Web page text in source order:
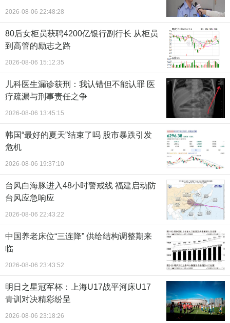
2026-08-06 22:48:28
80后女柜员获聘4200亿银行副行长 从柜员
到高管的励志之路
2026-08-06 15:12:35
儿科医生漏诊获刑：我认错但不能认罪 医
疗疏漏与刑事责任之争
2026-08-06 13:45:15
韩国“最好的夏天”结束了吗 股市暴跌引发
危机
2026-08-06 19:37:10
台风白海豚进入48小时警戒线 福建启动防
台风应急响应
2026-08-06 22:43:22
中国养老床位“三连降” 供给结构调整期来
临
2026-08-06 23:43:52
明日之星冠军杯：上海U17战平河床U17
青训对决精彩纷呈
2026-08-06 23:18:26